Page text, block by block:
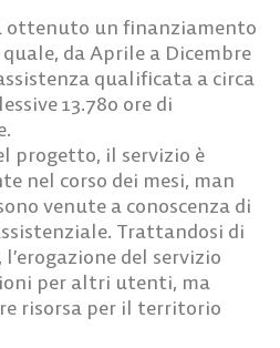
ottenuto un finanziamento
da Aprile a Dicembre
qualificata a circa
13.780 ore di
progetto, il servizio è
nel corso dei mesi, man
venute a conoscenza di
Trattandosi di
del servizio
per altri utenti, ma
risorsa per il territorio